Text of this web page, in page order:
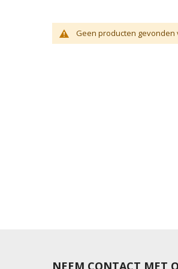
Geen producten gevonden
NEEM CONTACT MET